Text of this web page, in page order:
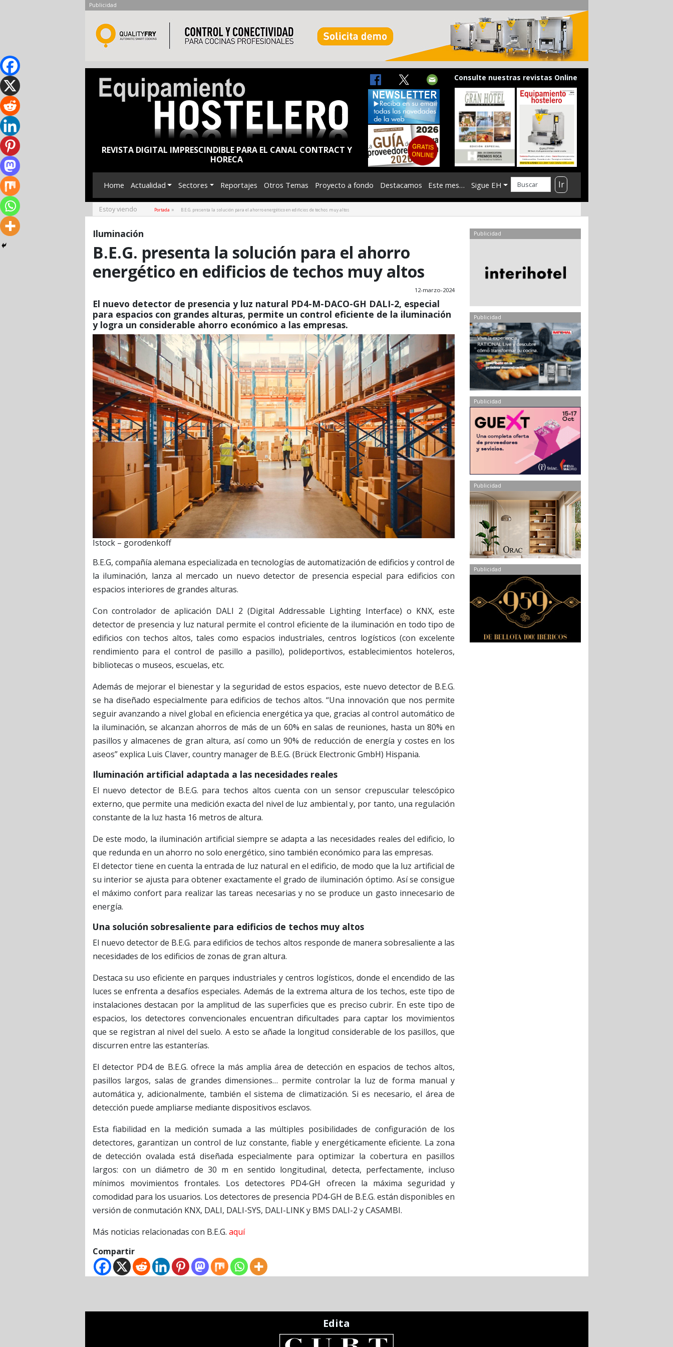
Publicidad
REVISTA DIGITAL IMPRESCINDIBLE PARA EL CANAL CONTRACT Y
HORECA
Consulte nuestras revistas Online
Home Actualidad Sectores Reportajes Otros Temas Proyecto a fondo Destacamos Este mes… Sigue EH Ir
Estoy viendo Portada » B.E.G. presenta la solución para el ahorro energético en edificios de techos muy altos
Iluminación
B.E.G. presenta la solución para el ahorro
energético en edificios de techos muy altos
12-marzo-2024
El nuevo detector de presencia y luz natural PD4-M-DACO-GH DALI-2, especial
para espacios con grandes alturas, permite un control eficiente de la iluminación
y logra un considerable ahorro económico a las empresas.
Istock – gorodenkoff
B.E.G, compañía alemana especializada en tecnologías de automatización de edificios y control de
la iluminación, lanza al mercado un nuevo detector de presencia especial para edificios con
espacios interiores de grandes alturas.
Con controlador de aplicación DALI 2 (Digital Addressable Lighting Interface) o KNX, este
detector de presencia y luz natural permite el control eficiente de la iluminación en todo tipo de
edificios con techos altos, tales como espacios industriales, centros logísticos (con excelente
rendimiento para el control de pasillo a pasillo), polideportivos, establecimientos hoteleros,
bibliotecas o museos, escuelas, etc.
Además de mejorar el bienestar y la seguridad de estos espacios, este nuevo detector de B.E.G.
se ha diseñado especialmente para edificios de techos altos. “Una innovación que nos permite
seguir avanzando a nivel global en eficiencia energética ya que, gracias al control automático de
la iluminación, se alcanzan ahorros de más de un 60% en salas de reuniones, hasta un 80% en
pasillos y almacenes de gran altura, así como un 90% de reducción de energía y costes en los
aseos” explica Luis Claver, country manager de B.E.G. (Brück Electronic GmbH) Hispania.
Iluminación artificial adaptada a las necesidades reales
El nuevo detector de B.E.G. para techos altos cuenta con un sensor crepuscular telescópico
externo, que permite una medición exacta del nivel de luz ambiental y, por tanto, una regulación
constante de la luz hasta 16 metros de altura.
De este modo, la iluminación artificial siempre se adapta a las necesidades reales del edificio, lo
que redunda en un ahorro no solo energético, sino también económico para las empresas.
El detector tiene en cuenta la entrada de luz natural en el edificio, de modo que la luz artificial de
su interior se ajusta para obtener exactamente el grado de iluminación óptimo. Así se consigue
el máximo confort para realizar las tareas necesarias y no se produce un gasto innecesario de
energía.
Una solución sobresaliente para edificios de techos muy altos
El nuevo detector de B.E.G. para edificios de techos altos responde de manera sobresaliente a las
necesidades de los edificios de zonas de gran altura.
Destaca su uso eficiente en parques industriales y centros logísticos, donde el encendido de las
luces se enfrenta a desafíos especiales. Además de la extrema altura de los techos, este tipo de
instalaciones destacan por la amplitud de las superficies que es preciso cubrir. En este tipo de
espacios, los detectores convencionales encuentran dificultades para captar los movimientos
que se registran al nivel del suelo. A esto se añade la longitud considerable de los pasillos, que
discurren entre las estanterías.
El detector PD4 de B.E.G. ofrece la más amplia área de detección en espacios de techos altos,
pasillos largos, salas de grandes dimensiones… permite controlar la luz de forma manual y
automática y, adicionalmente, también el sistema de climatización. Si es necesario, el área de
detección puede ampliarse mediante dispositivos esclavos.
Esta fiabilidad en la medición sumada a las múltiples posibilidades de configuración de los
detectores, garantizan un control de luz constante, fiable y energéticamente eficiente. La zona
de detección ovalada está diseñada especialmente para optimizar la cobertura en pasillos
largos: con un diámetro de 30 m en sentido longitudinal, detecta, perfectamente, incluso
mínimos movimientos frontales. Los detectores PD4-GH ofrecen la máxima seguridad y
comodidad para los usuarios. Los detectores de presencia PD4-GH de B.E.G. están disponibles en
versión de conmutación KNX, DALI, DALI-SYS, DALI-LINK y BMS DALI-2 y CASAMBI.
Más noticias relacionadas con B.E.G. aquí
Compartir
Publicidad
Publicidad
Publicidad
Publicidad
Publicidad
Edita